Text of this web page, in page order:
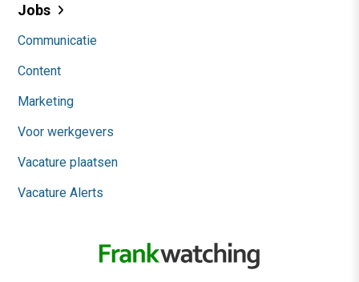
Jobs
Communicatie
Content
Marketing
Voor werkgevers
Vacature plaatsen
Vacature Alerts